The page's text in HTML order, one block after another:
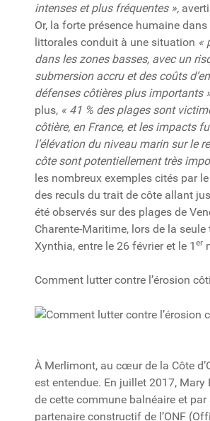
intenses et plus fréquentes »,
Or, la forte présence humaine
littorales conduit à une situation «
dans les zones basses, avec un
submersion accru et des coûts
défenses côtières plus importants
plus, « 41 % des plages sont
côtière, en France, et les impacts
l’élévation du niveau marin sur le
côte sont potentiellement très
les nombreux exemples cités par
des reculs du trait de côte allant
été observés sur des plages de
Charente-Maritime, lors de la seule
Xynthia, entre le 26 février et le 1 er
Comment lutter contre l’érosion
À Merlimont, au cœur de la Côte
est entendue. En juillet 2017, Mary
de cette commune balnéaire et par
partenaire constructif de l’ONF